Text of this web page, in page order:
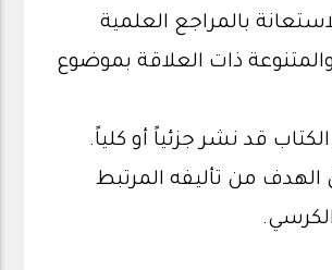
بالمراجع العلمية
والمتنوعة ذات العلاقة بموضوع
الكتاب قد نشر جزئياً أو كلياً.
الهدف من تأليفه المرتبط